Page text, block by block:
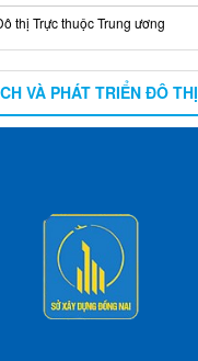
thị Trực thuộc Trung ương
VÀ PHÁT TRIỂN ĐÔ THỊ